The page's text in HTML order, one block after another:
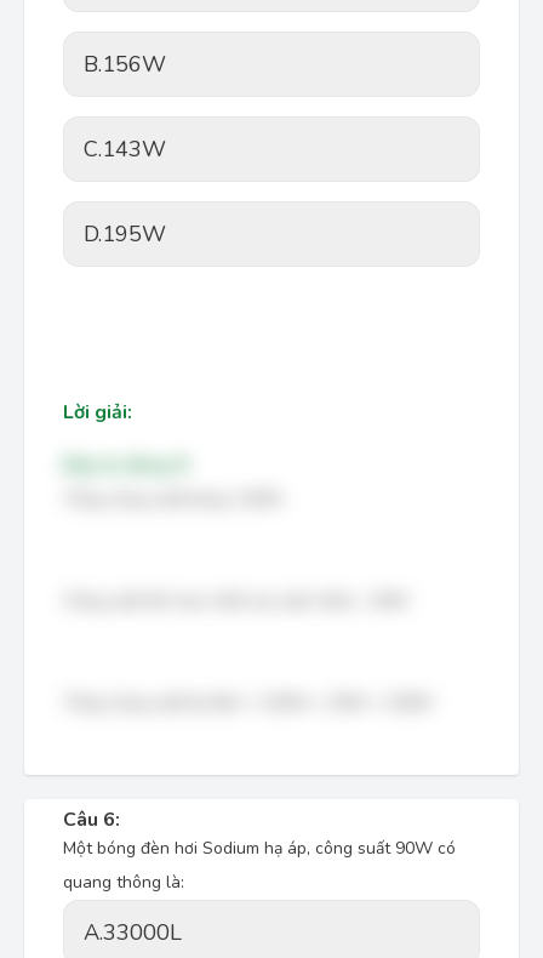
B.156W
C.143W
D.195W
Lời giải:
Câu 6:
Một bóng đèn hơi Sodium hạ áp, công suất 90W có
quang thông là:
A.33000L